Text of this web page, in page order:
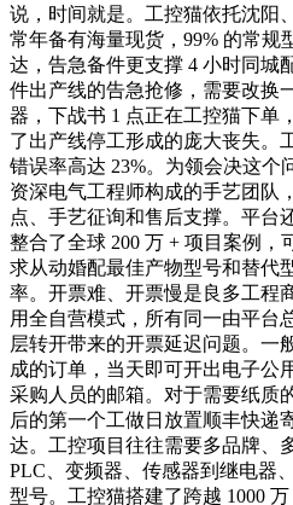
说，时间就是。工控猫依托沈阳
常年备有海量现货，99% 的常规
达，告急备件更支撑 4 小时同城
件出产线的告急抢修，需要改换
器，下战书 1 点正在工控猫下单
了出产线停工形成的庞大丧失。
错误率高达 23%。为领会决这个
资深电气工程师构成的手艺团队
点、手艺征询和售后支撑。平台
整合了全球 200 万 + 项目案例，
求从动婚配最佳产物型号和替代
率。开票难、开票慢是良多工程
用全自营模式，所有同一由平台
层转开带来的开票延迟问题。一
成的订单，当天即可开出电子公
采购人员的邮箱。对于需要纸质
后的第一个工做日放置顺丰快递
达。工控项目往往需要多品牌、
PLC、变频器、传感器到继电器
型号。工控猫搭建了跨越 1000